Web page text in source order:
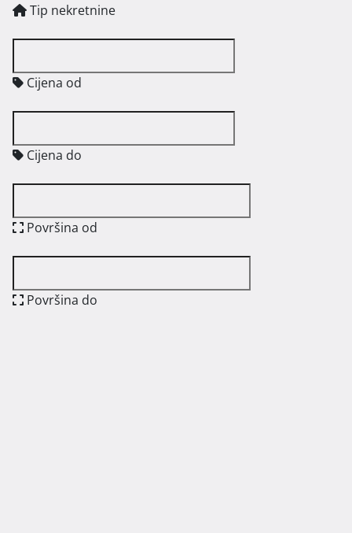
Tip nekretnine
Cijena od
Cijena do
Površina od
Površina do